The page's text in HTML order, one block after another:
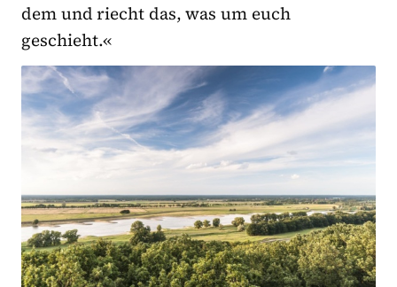
dem und riecht das, was um euch
geschieht.«